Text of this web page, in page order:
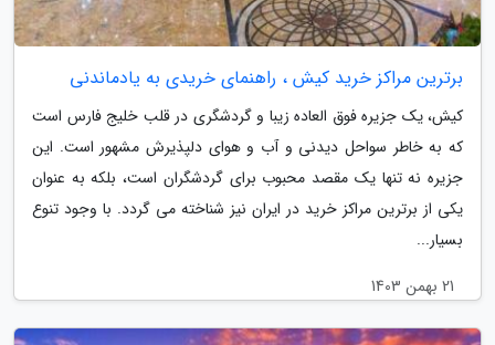
برترین مراکز خرید کیش ، راهنمای خریدی به یادماندنی
کیش، یک جزیره فوق العاده زیبا و گردشگری در قلب خلیج فارس است
که به خاطر سواحل دیدنی و آب و هوای دلپذیرش مشهور است. این
جزیره نه تنها یک مقصد محبوب برای گردشگران است، بلکه به عنوان
یکی از برترین مراکز خرید در ایران نیز شناخته می گردد. با وجود تنوع
بسیار...
21 بهمن 1403